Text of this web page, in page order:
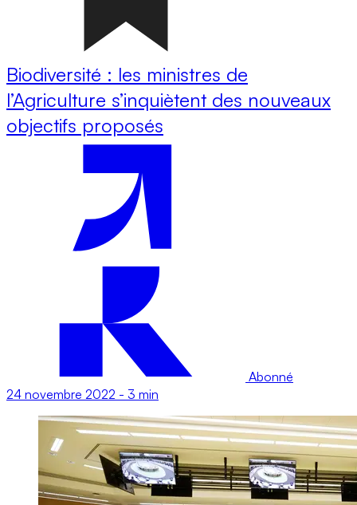
Biodiversité : les ministres de
l’Agriculture s’inquiètent des nouveaux
objectifs proposés
Abonné
24 novembre 2022 - 3 min